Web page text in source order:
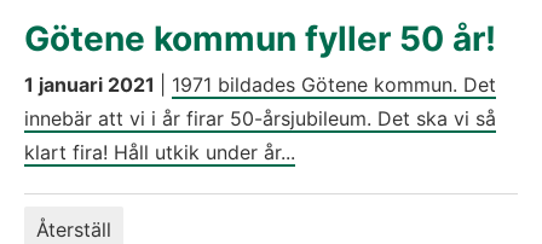
Götene kommun fyller 50 år!
1 januari 2021
1971 bildades Götene kommun. Det
innebär att vi i år firar 50-årsjubileum. Det ska vi så
klart fira! Håll utkik under år...
Återställ